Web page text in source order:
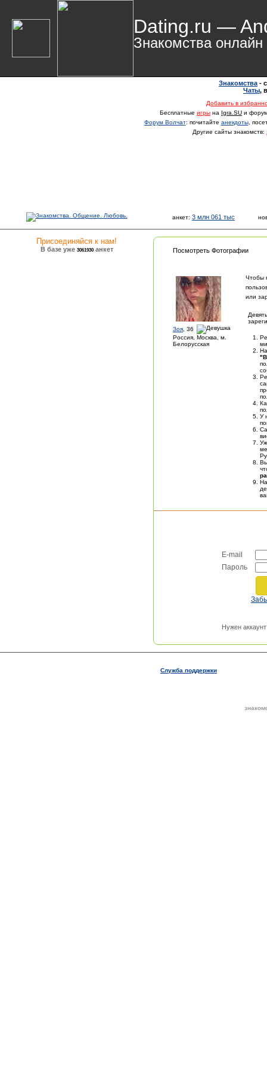
Dating.ru —
Знакомства онлайн
Знакомства -
Чаты,
Добавить в
Бесплатные игры на Igra.SU и
Форум Волчат: почитайте анекдоты,
Другие сайты знакомств:
анкет: 3 млн 061 тыс
Присоединяйся к нам!
В базе уже 3061930анкет Посмотреть Фотографии
Зоя , 36
Россия, Москва, м.
Белорусская
Чтобы
или
У
E-mail
Пароль
Нужен
Служба поддержки